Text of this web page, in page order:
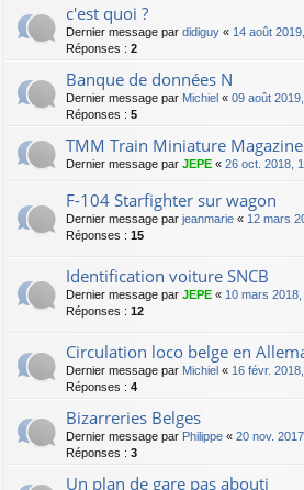
c'est quoi ?
Dernier message par didiguy « 14 août
Réponses : 2
Banque de données N
Dernier message par Michiel « 09 août
Réponses : 5
TMM Train Miniature
Dernier message par JEPE « 26 oct. 2018,
F-104 Starfighter sur wagon
Dernier message par jeanmarie « 12 mars
Réponses : 15
Identification voiture SNCB
Dernier message par JEPE « 10 mars 2018,
Réponses : 12
Circulation loco belge en
Dernier message par Michiel « 16 févr.
Réponses : 4
Bizarreries Belges
Dernier message par Philippe « 20 nov.
Réponses : 3
Un plan de gare pas abouti